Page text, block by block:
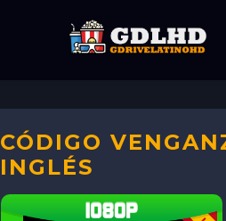
CÓDIGO
INGLÉS